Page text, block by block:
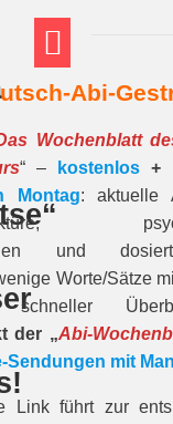
Abi-
Wochenblatt
“ – kostenlos +
Montag: aktuelle
und
Worte/Sätze
der „Abi-
Sendungen mit
Link führt zur